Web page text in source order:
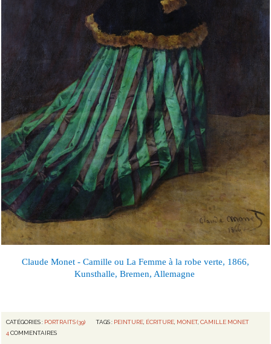
Claude Monet - Camille ou La Femme à la robe verte, 1866,
Kunsthalle, Bremen, Allemagne
CATÉGORIES : PORTRAITS (39) TAGS : PEINTURE ÉCRITURE MONET,CAMILLE MONET
4 COMMENTAIRES